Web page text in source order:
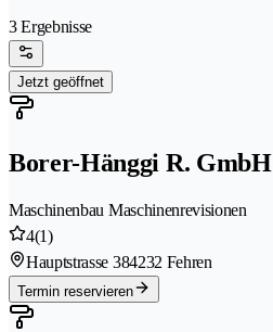
3 Ergebnisse
Jetzt geöffnet
Borer-Hänggi R. GmbH
Maschinenbau Maschinenrevisionen
4(1)
Hauptstrasse 384232 Fehren
Termin reservieren